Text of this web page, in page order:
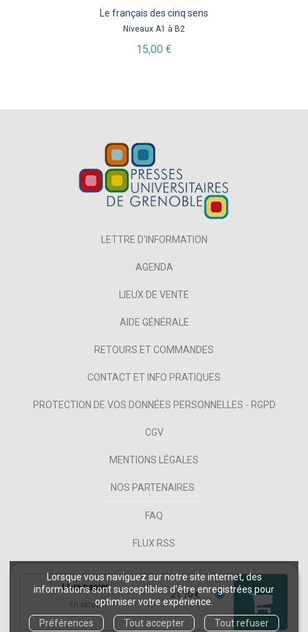
Lorsque vous naviguez sur notre site internet, des
informations sont susceptibles d'être enregistrées pour
optimiser votre expérience.
Préférences
Tout accepter Tout refuser
Livre papier
En stock
21,70 €
Le français des cinq sens
Niveaux A1 à B2
15,00 €
LETTRE D'INFORMATION
AGENDA
LIEUX DE VENTE
AIDE GÉNÉRALE
RETOURS ET COMMANDES
CONTACT ET INFO PRATIQUES
PROTECTION DE VOS DONNÉES PERSONNELLES - RGPD
CGV
MENTIONS LÉGALES
NOS PARTENAIRES
FAQ
FLUX RSS
COPYRIGHT © 2026 PUG ET NUXOS PUBLISHING TECHNOLOGIES.IZIBOOK®
IZIBOOKS®SONT DES MARQUES DÉPOSÉES DE LA SOCIÉTÉ NUXOS PUBLISHING